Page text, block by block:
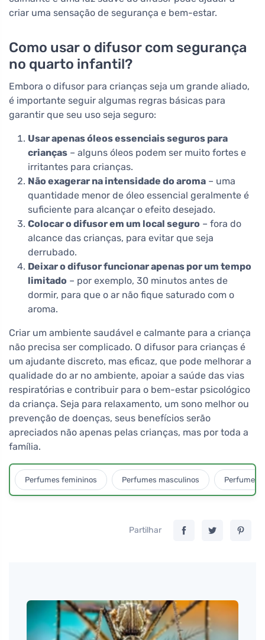
criar uma sensação de segurança e bem-estar.
Como usar o difusor com segurança
no quarto infantil?
Embora o difusor para crianças seja um grande aliado,
é importante seguir algumas regras básicas para
garantir que seu uso seja seguro:
Usar apenas óleos essenciais seguros para
crianças – alguns óleos podem ser muito fortes e
irritantes para crianças.
Não exagerar na intensidade do aroma – uma
quantidade menor de óleo essencial geralmente é
suficiente para alcançar o efeito desejado.
Colocar o difusor em um local seguro – fora do
alcance das crianças, para evitar que seja
derrubado.
Deixar o difusor funcionar apenas por um tempo
limitado – por exemplo, 30 minutos antes de
dormir, para que o ar não fique saturado com o
aroma.
Criar um ambiente saudável e calmante para a criança
não precisa ser complicado. O difusor para crianças é
um ajudante discreto, mas eficaz, que pode melhorar a
qualidade do ar no ambiente, apoiar a saúde das vias
respiratórias e contribuir para o bem-estar psicológico
da criança. Seja para relaxamento, um sono melhor ou
prevenção de doenças, seus benefícios serão
apreciados não apenas pelas crianças, mas por toda a
família.
Perfumes femininos Perfumes masculinos Perfumes
Partilhar